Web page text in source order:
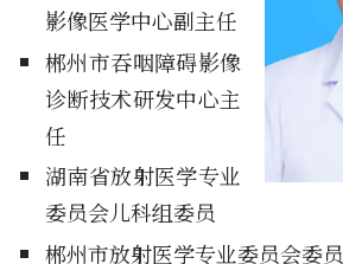
影像医学中心副主任
郴州市吞咽障碍影像
诊断技术研发中心主
任
湖南省放射医学专业
委员会儿科组委员
郴州市放射医学专业委员会委员